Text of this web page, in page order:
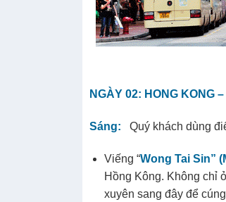
NGÀY 02: HONG KONG
Sáng: Quý khách dùng
Viếng “Wong Tai Sin”
Hồng Kông. Không chỉ
xuyên sang đây để